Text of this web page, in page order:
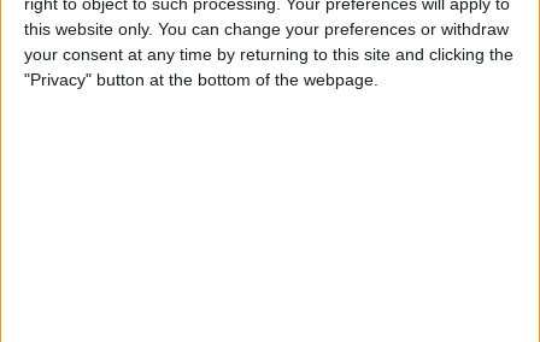
this website only. You can change your preferences or withdraw
your consent at any time by returning to this site and clicking the
"Privacy" button at the bottom of the webpage.